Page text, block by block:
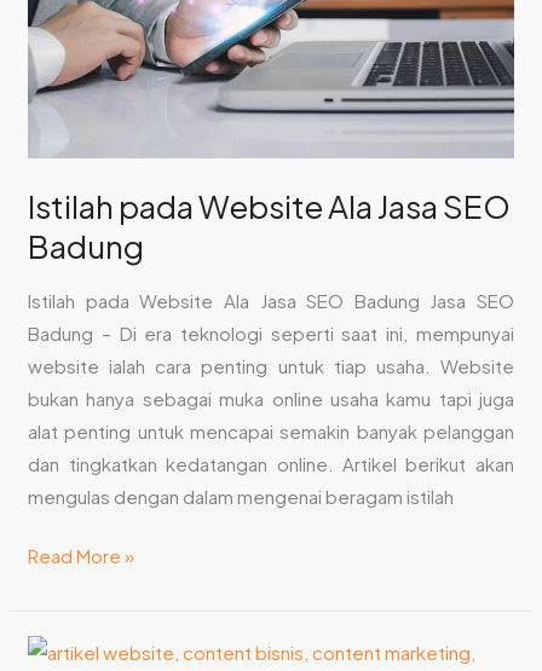
Istilah pada Website Ala Jasa SEO
Badung
Istilah pada Website Ala Jasa SEO Badung Jasa SEO
Badung – Di era teknologi seperti saat ini, mempunyai
website ialah cara penting untuk tiap usaha. Website
bukan hanya sebagai muka online usaha kamu tapi juga
alat penting untuk mencapai semakin banyak pelanggan
dan tingkatkan kedatangan online. Artikel berikut akan
mengulas dengan dalam mengenai beragam istilah
SEO
Badung
Read More »
Tips